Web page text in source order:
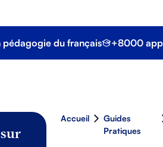
du français +8000
Accueil
Guides
Pratiques